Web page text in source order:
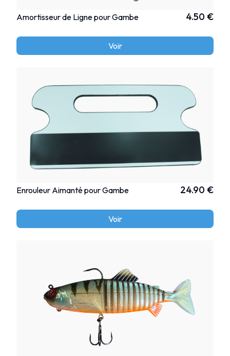
Amortisseur de Ligne pour Gambe 4.50 €
Voir
Enrouleur Aimanté pour Gambe 24.90 €
Voir